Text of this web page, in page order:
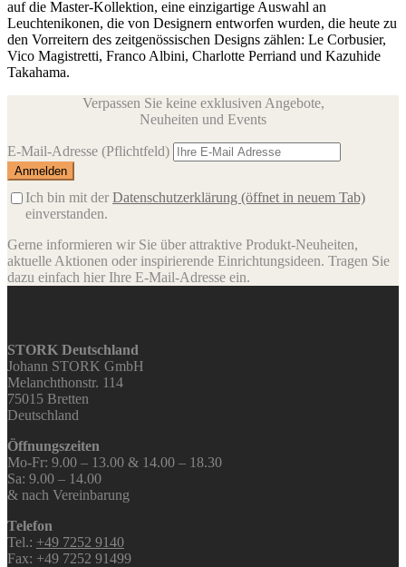
auf die Master-Kollektion, eine einzigartige Auswahl an
Leuchtenikonen, die von Designern entworfen wurden, die heute zu
den Vorreitern des zeitgenössischen Designs zählen: Le Corbusier,
Vico Magistretti, Franco Albini, Charlotte Perriand und Kazuhide
Takahama.
Verpassen Sie keine exklusiven Angebote,
Neuheiten und Events
E-Mail-Adresse (Pflichtfeld)
Ich bin mit der Datenschutzerklärung (öffnet in neuem Tab)
einverstanden.
Gerne informieren wir Sie über attraktive Produkt-Neuheiten,
aktuelle Aktionen oder inspirierende Einrichtungsideen. Tragen Sie
dazu einfach hier Ihre E-Mail-Adresse ein.
STORK Deutschland
Johann STORK GmbH
Melanchthonstr. 114
75015 Bretten
Deutschland
Öffnungszeiten
Mo-Fr: 9.00 – 13.00 & 14.00 – 18.30
Sa: 9.00 – 14.00
& nach Vereinbarung
Telefon
Tel.: +49 7252 9140
Fax: +49 7252 91499